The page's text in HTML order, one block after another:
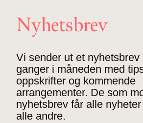
Nyhetsbrev
Vi sender ut et nyhetsbrev
ganger i måneden med
oppskrifter og kommende
arrangementer. De som
nyhetsbrev får alle
alle andre.